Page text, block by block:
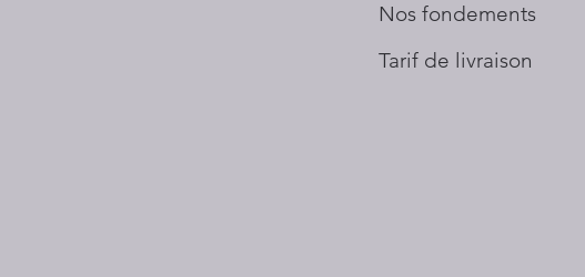
Nos fondements
Tarif de livraison